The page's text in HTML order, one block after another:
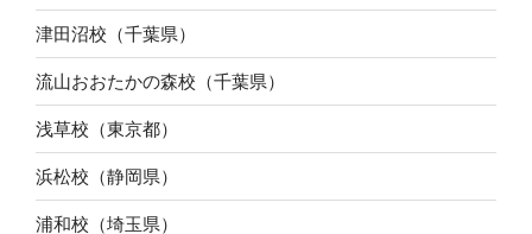
津田沼校（千葉県）
流山おおたかの森校（千葉県）
浅草校（東京都）
浜松校（静岡県）
浦和校（埼玉県）